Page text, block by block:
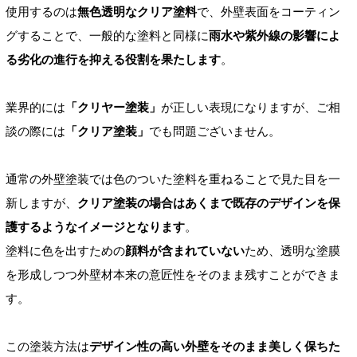
使用するのは無色透明なクリア塗料で、外壁表面をコーティン
グすることで、一般的な塗料と同様に雨水や紫外線の影響によ
る劣化の進行を抑える役割を果たします。
業界的には 「クリヤー塗装」 が正しい表現になりますが、ご相
談の際には 「クリア塗装」 でも問題ございません。
通常の外壁塗装では色のついた塗料を重ねることで見た目を一
新しますが、 クリア塗装の場合はあくまで既存のデザインを保
護するようなイメージとなります。
塗料に色を出すための顔料が含まれていないため、透明な塗膜
を形成しつつ外壁材本来の意匠性をそのまま残すことができま
す。
この塗装方法はデザイン性の高い外壁をそのまま美しく保ちた